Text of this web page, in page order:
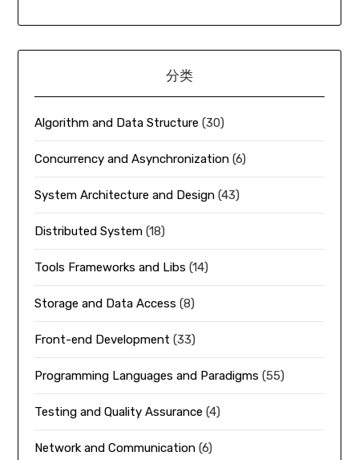
分类
Algorithm and Data Structure (30)
Concurrency and Asynchronization (6)
System Architecture and Design (43)
Distributed System (18)
Tools Frameworks and Libs (14)
Storage and Data Access (8)
Front-end Development (33)
Programming Languages and Paradigms (55)
Testing and Quality Assurance (4)
Network and Communication (6)